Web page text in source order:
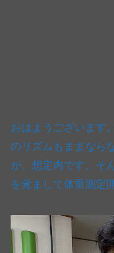
おはようございます
のリズムもままなら
が、想定内です。そ
を覚まして体重測定